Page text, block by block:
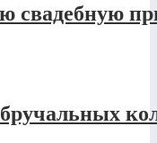
свадебную